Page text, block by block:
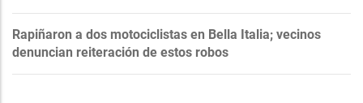
Rapiñaron a dos motociclistas en Bella Italia; vecinos
denuncian reiteración de estos robos